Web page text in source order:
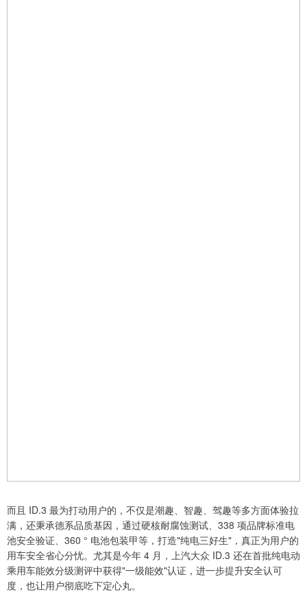
而且 ID.3 最为打动用户的，不仅是潮趣、智趣、驾趣等多方面体验拉
满，还秉承德系品质基因，通过硬核耐腐蚀测试、338 项品牌标准电
池安全验证、360 ° 电池包装甲等，打造"纯电三好生"，真正为用户的
用车安全省心分忧。尤其是今年 4 月，上汽大众 ID.3 还在首批纯电动
乘用车能效分级测评中获得"一级能效"认证，进一步提升安全认可
度，也让用户彻底吃下定心丸。